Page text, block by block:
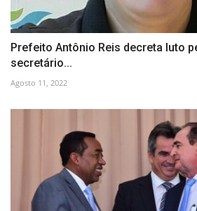
Prefeito Antônio Reis decreta luto
secretário...
Agosto 11, 2022